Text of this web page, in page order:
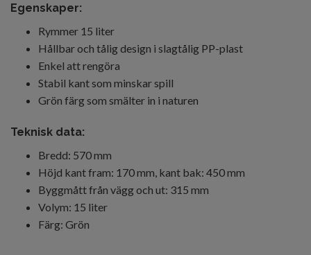
Egenskaper:
Rymmer 15 liter
Hållbar och tålig design i slagtålig PP-plast
Enkel att rengöra
Stabil kant som minskar spill
Grön färg som smälter in i naturen
Teknisk data:
Bredd: 570 mm
Höjd kant fram: 170 mm, kant bak: 450 mm
Byggmått från vägg och ut: 315 mm
Volym: 15 liter
Färg: Grön